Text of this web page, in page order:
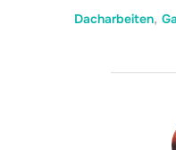
Dacharbeiten,